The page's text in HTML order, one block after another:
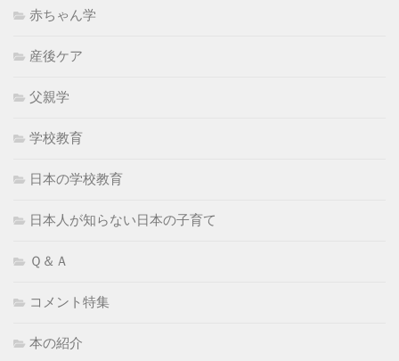
赤ちゃん学
産後ケア
父親学
学校教育
日本の学校教育
日本人が知らない日本の子育て
Ｑ＆Ａ
コメント特集
本の紹介